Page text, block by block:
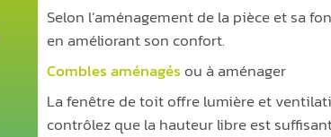
Selon l’aménagement de la pièce et sa
en améliorant son confort.
Combles aménagés ou à aménager
La fenêtre de toit offre lumière et
contrôlez que la hauteur libre est